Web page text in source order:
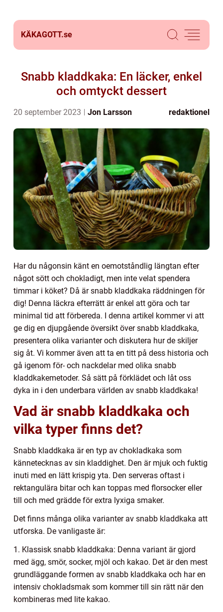
KÄKAGOTT.se
Snabb kladdkaka: En läcker, enkel
och omtyckt dessert
20 september 2023 Jon Larsson redaktionel
Har du någonsin känt en oemotståndlig längtan efter
något sött och chokladigt, men inte velat spendera
timmar i köket? Då är snabb kladdkaka räddningen för
dig! Denna läckra efterrätt är enkel att göra och tar
minimal tid att förbereda. I denna artikel kommer vi att
ge dig en djupgående översikt över snabb kladdkaka,
presentera olika varianter och diskutera hur de skiljer
sig åt. Vi kommer även att ta en titt på dess historia och
gå igenom för- och nackdelar med olika snabb
kladdkakemetoder. Så sätt på förklädet och låt oss
dyka in i den underbara världen av snabb kladdkaka!
Vad är snabb kladdkaka och
vilka typer finns det?
Snabb kladdkaka är en typ av chokladkaka som
kännetecknas av sin kladdighet. Den är mjuk och fuktig
inuti med en lätt krispig yta. Den serveras oftast i
rektangulära bitar och kan toppas med florsocker eller
till och med grädde för extra lyxiga smaker.
Det finns många olika varianter av snabb kladdkaka att
utforska. De vanligaste är:
1. Klassisk snabb kladdkaka: Denna variant är gjord
med ägg, smör, socker, mjöl och kakao. Det är den mest
grundläggande formen av snabb kladdkaka och har en
intensiv chokladsmak som kommer till sin rätt när den
kombineras med lite kakao.